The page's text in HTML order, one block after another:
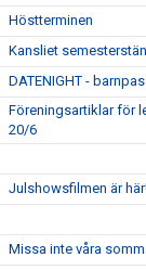
Höstterminen
Kansliet
DATENIGHT -
Föreningsartiklar för
20/6
Julshowsfilmen är
Missa inte våra